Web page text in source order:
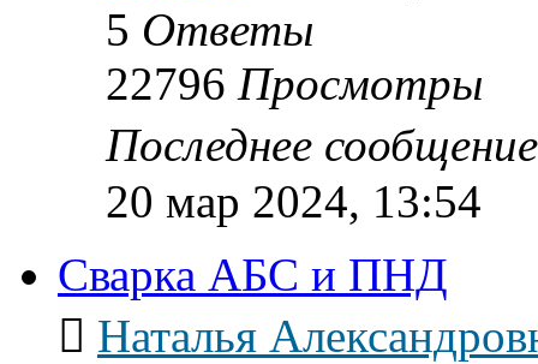
5 Ответы
22796 Просмотры
Последнее
20 мар 2024, 13:54
Сварка АБС и ПНД
Наталья